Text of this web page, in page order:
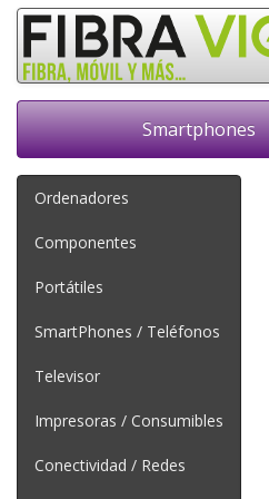
Smartphones
Ordenadores
Componentes
Portátiles
SmartPhones / Teléfonos
Televisor
Impresoras / Consumibles
Conectividad / Redes